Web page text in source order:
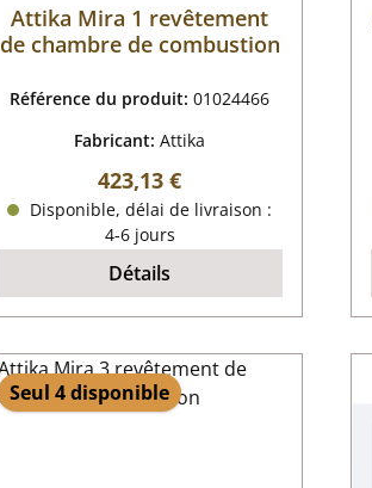
Attika Mira 1 revêtement
de chambre de combustion
Référence du produit:01024466
Fabricant:Attika
Prix régulier :
423,13 €
Disponible, délai de livraison :
4-6 jours
Détails
Seul 4 disponible